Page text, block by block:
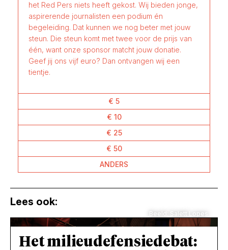
het Red Pers niets heeft gekost. Wij bieden jonge,
aspirerende journalisten een podium én
begeleiding. Dat kunnen we nog beter met jouw
steun. Die steun komt met twee voor de prijs van
één, want onze sponsor matcht jouw donatie.
Geef jij ons vijf euro? Dan ontvangen wij een
tientje.
€ 5
€ 10
€ 25
€ 50
ANDERS
Lees ook:
Beeld: Salett Lopes
Het milieudefensiedebat: